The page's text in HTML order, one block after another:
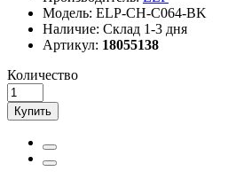
Модель: ELP-CH-C064-BK
Наличие: Склад 1-3 дня
Артикул: 18055138
Количество
Купить